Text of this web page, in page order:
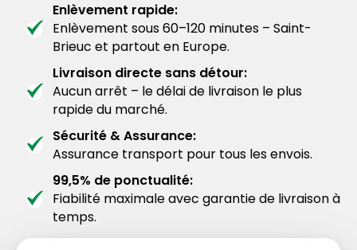
Enlèvement rapide:
Enlèvement sous 60–120 minutes – Saint-
Brieuc et partout en Europe.
Livraison directe sans détour:
Aucun arrêt – le délai de livraison le plus
rapide du marché.
Sécurité & Assurance:
Assurance transport pour tous les envois.
99,5% de ponctualité:
Fiabilité maximale avec garantie de livraison à
temps.